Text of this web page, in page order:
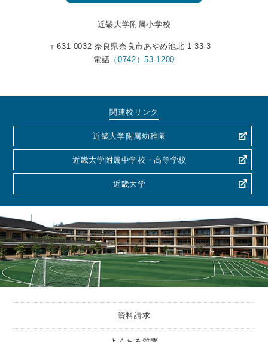
近畿大学附属小学校
〒631-0032 奈良県奈良市あやめ池北 1-33-3
電話 （0742）53-1200
関連校リンク
近畿大学附属幼稚園
近畿大学附属中学校・高等学校
近畿大学
資料請求